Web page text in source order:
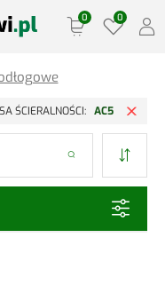
filtr
ŚCIERALNOŚCI AC5